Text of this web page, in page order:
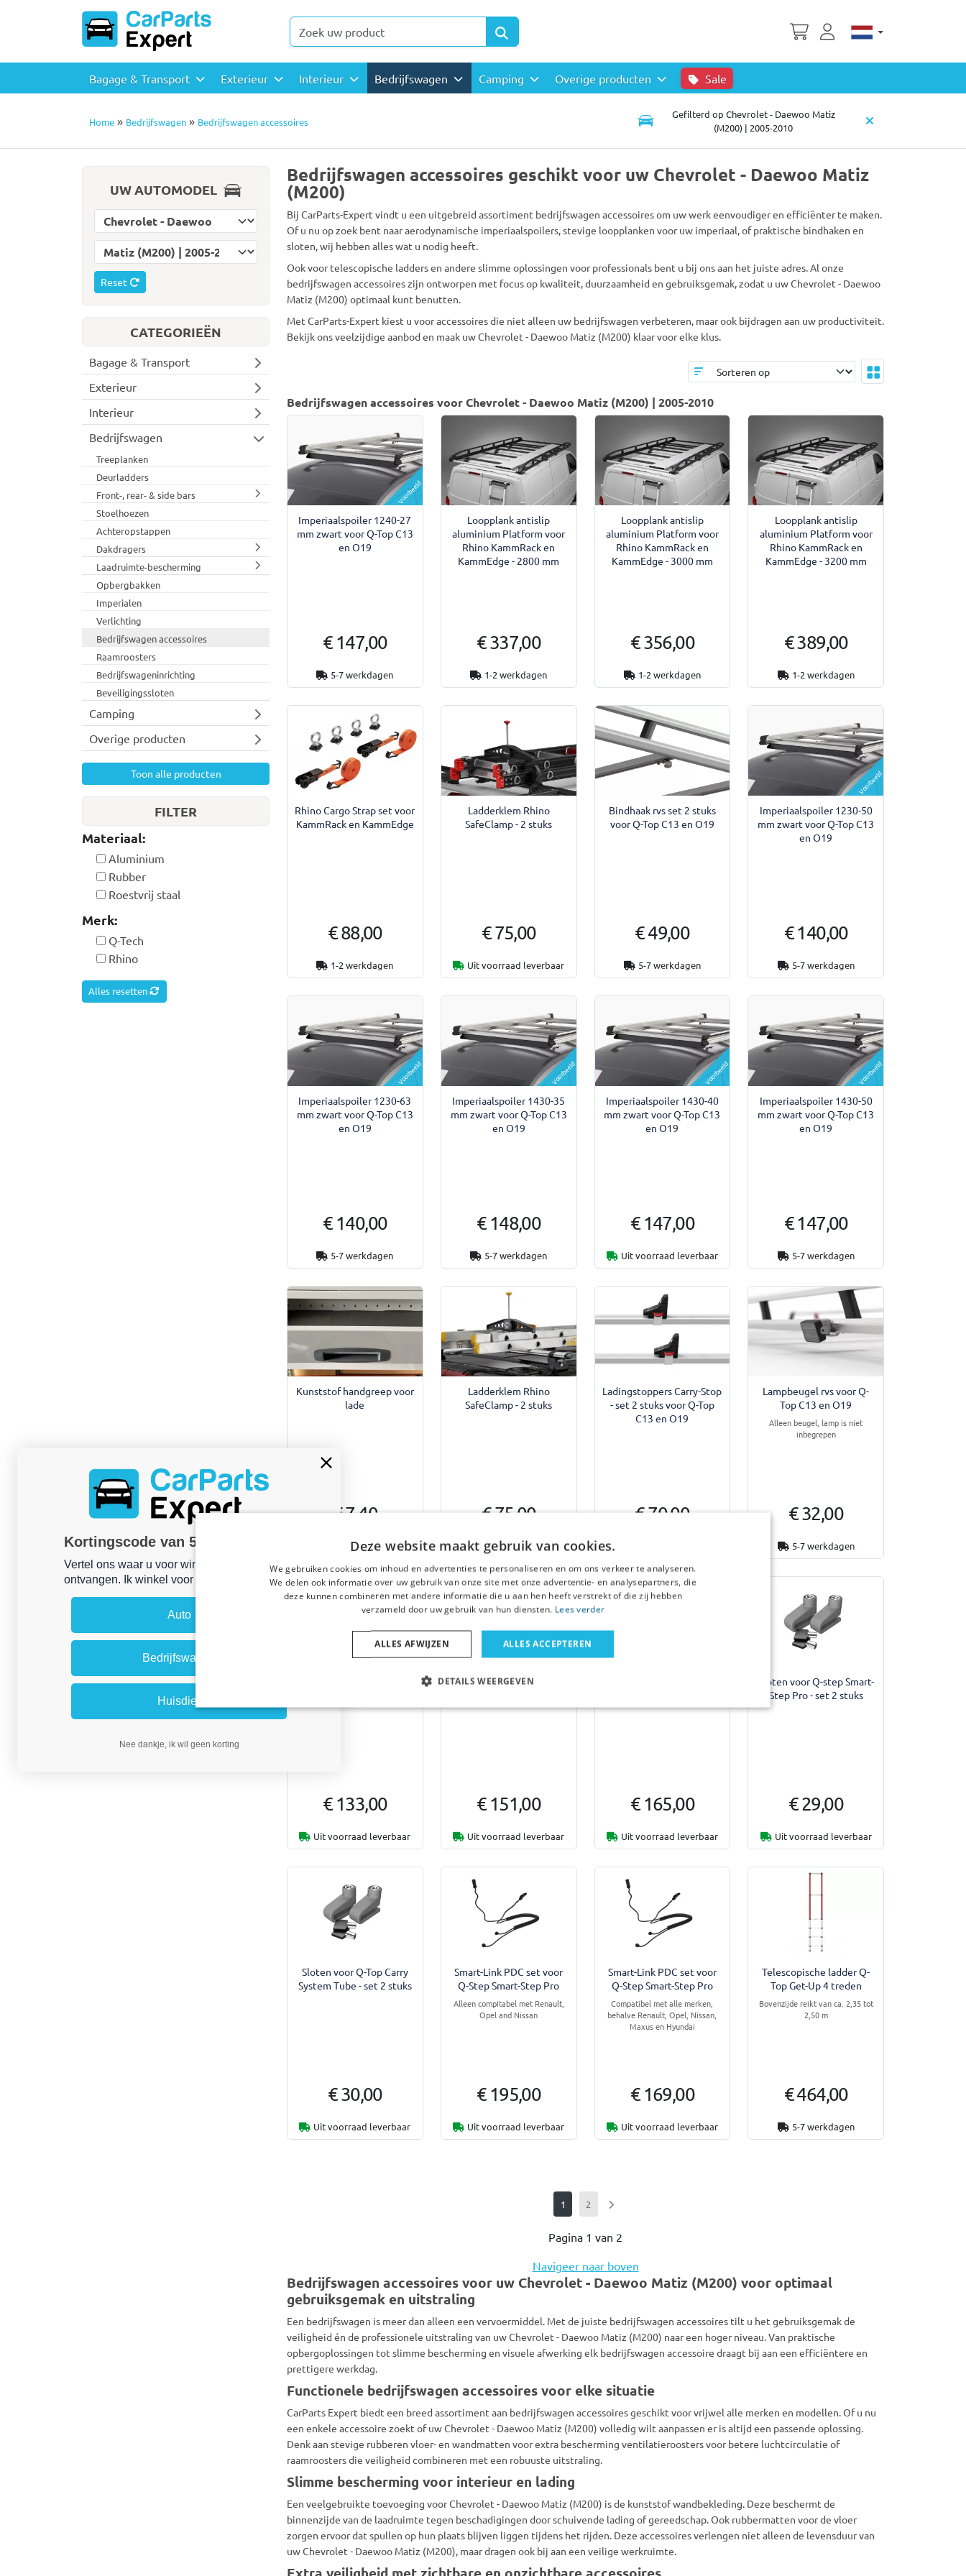
Bagage & Transport Exterieur Interieur Bedrijfswagen Camping Overige producten Sale
Home » Bedrijfswagen » Bedrijfswagen accessoires
Gefilterd op Chevrolet - Daewoo Matiz
(M200) | 2005-2010
UW AUTOMODEL
Selecteer automerk
Selecteer automodel
Reset
CATEGORIEËN
Bagage & Transport
Exterieur
Interieur
Bedrijfswagen
Treeplanken
Deurladders
Front-, rear- & side bars
Stoelhoezen
Achteropstappen
Dakdragers
Laadruimte-bescherming
Opbergbakken
Imperialen
Verlichting
Bedrijfswagen accessoires
Raamroosters
Bedrijfswageninrichting
Beveiligingssloten
Camping
Overige producten
Toon alle producten
FILTER
Materiaal:
Aluminium
Rubber
Roestvrij staal
Merk:
Q-Tech
Rhino
Alles resetten
Bedrijfswagen accessoires geschikt voor uw Chevrolet - Daewoo Matiz
(M200)
Bij CarParts-Expert vindt u een uitgebreid assortiment bedrijfswagen accessoires om uw werk eenvoudiger en efficiënter te maken.
Of u nu op zoek bent naar aerodynamische imperiaalspoilers, stevige loopplanken voor uw imperiaal, of praktische bindhaken en
sloten, wij hebben alles wat u nodig heeft.
Ook voor telescopische ladders en andere slimme oplossingen voor professionals bent u bij ons aan het juiste adres. Al onze
bedrijfswagen accessoires zijn ontworpen met focus op kwaliteit, duurzaamheid en gebruiksgemak, zodat u uw Chevrolet - Daewoo
Matiz (M200) optimaal kunt benutten.
Met CarParts-Expert kiest u voor accessoires die niet alleen uw bedrijfswagen verbeteren, maar ook bijdragen aan uw productiviteit.
Bekijk ons veelzijdige aanbod en maak uw Chevrolet - Daewoo Matiz (M200) klaar voor elke klus.
Bedrijfswagen accessoires voor Chevrolet - Daewoo Matiz (M200) | 2005-2010
Voorbeeld
Imperiaalspoiler 1240-27
mm zwart voor Q-Top C13
en O19
€ 147,00
5-7 werkdagen
Loopplank antislip
aluminium Platform voor
Rhino KammRack en
KammEdge - 2800 mm
€ 337,00
1-2 werkdagen
Loopplank antislip
aluminium Platform voor
Rhino KammRack en
KammEdge - 3000 mm
€ 356,00
1-2 werkdagen
Loopplank antislip
aluminium Platform voor
Rhino KammRack en
KammEdge - 3200 mm
€ 389,00
1-2 werkdagen
Rhino Cargo Strap set voor
KammRack en KammEdge
€ 88,00
1-2 werkdagen
Ladderklem Rhino
SafeClamp - 2 stuks
€ 75,00
Uit voorraad leverbaar
Bindhaak rvs set 2 stuks
voor Q-Top C13 en O19
€ 49,00
5-7 werkdagen
Voorbeeld
Imperiaalspoiler 1230-50
mm zwart voor Q-Top C13
en O19
€ 140,00
5-7 werkdagen
Voorbeeld
Imperiaalspoiler 1230-63
mm zwart voor Q-Top C13
en O19
€ 140,00
5-7 werkdagen
Voorbeeld
Imperiaalspoiler 1430-35
mm zwart voor Q-Top C13
en O19
€ 148,00
5-7 werkdagen
Voorbeeld
Imperiaalspoiler 1430-40
mm zwart voor Q-Top C13
en O19
€ 147,00
Uit voorraad leverbaar
Voorbeeld
Imperiaalspoiler 1430-50
mm zwart voor Q-Top C13
en O19
€ 147,00
5-7 werkdagen
Kunststof handgreep voor
lade
€ 7,40
7-15 werkdagen
Ladderklem Rhino
SafeClamp - 2 stuks
€ 75,00
Uit voorraad leverbaar
Ladingstoppers Carry-Stop
- set 2 stuks voor Q-Top
C13 en O19
€ 70,00
Lampbeugel rvs voor Q-
Top C13 en O19
Alleen beugel, lamp is niet
inbegrepen
€ 32,00
5-7 werkdagen
Voorbeeld
€ 133,00
Uit voorraad leverbaar
Voorbeeld
Opsteekrol antislip 150
€ 151,00
Uit voorraad leverbaar
€ 165,00
Uit voorraad leverbaar
Sloten voor Q-step Smart-
Step Pro - set 2 stuks
€ 29,00
Uit voorraad leverbaar
Sloten voor Q-Top Carry
System Tube - set 2 stuks
€ 30,00
Uit voorraad leverbaar
Smart-Link PDC set voor
Q-Step Smart-Step Pro
Alleen compitabel met Renault,
Opel and Nissan
€ 195,00
Uit voorraad leverbaar
Smart-Link PDC set voor
Q-Step Smart-Step Pro
Compatibel met alle merken,
behalve Renault, Opel, Nissan,
Maxus en Hyundai
€ 169,00
Uit voorraad leverbaar
Telescopische ladder Q-
Top Get-Up 4 treden
Bovenzijde reikt van ca. 2,35 tot
2,50 m
€ 464,00
5-7 werkdagen
1 2
Pagina 1 van 2
Navigeer naar boven
Bedrijfswagen accessoires voor uw Chevrolet - Daewoo Matiz (M200) voor optimaal
gebruiksgemak en uitstraling
Een bedrijfswagen is meer dan alleen een vervoermiddel. Met de juiste bedrijfswagen accessoires tilt u het gebruiksgemak de
veiligheid én de professionele uitstraling van uw Chevrolet - Daewoo Matiz (M200) naar een hoger niveau. Van praktische
opbergoplossingen tot slimme bescherming en visuele afwerking elk bedrijfswagen accessoire draagt bij aan een efficiëntere en
prettigere werkdag.
Functionele bedrijfswagen accessoires voor elke situatie
CarParts Expert biedt een breed assortiment aan bedrijfswagen accessoires geschikt voor vrijwel alle merken en modellen. Of u nu
een enkele accessoire zoekt of uw Chevrolet - Daewoo Matiz (M200) volledig wilt aanpassen er is altijd een passende oplossing.
Denk aan stevige rubberen vloer- en wandmatten voor extra bescherming ventilatieroosters voor betere luchtcirculatie of
raamroosters die veiligheid combineren met een robuuste uitstraling.
Slimme bescherming voor interieur en lading
Een veelgebruikte toevoeging voor Chevrolet - Daewoo Matiz (M200) is de kunststof wandbekleding. Deze beschermt de
binnenzijde van de laadruimte tegen beschadigingen door schuivende lading of gereedschap. Ook rubbermatten voor de vloer
zorgen ervoor dat spullen op hun plaats blijven liggen tijdens het rijden. Deze accessoires verlengen niet alleen de levensduur van
uw Chevrolet - Daewoo Matiz (M200), maar dragen ook bij aan een veilige werkruimte.
Kortingscode van 5% ontvangen?
Vertel ons waar u voor winkelt om uw korting te
ontvangen. Ik winkel voor mijn:
Auto
Bedrijfswagen
Huisdier
Nee dankje, ik wil geen korting
Deze website maakt gebruik van cookies.
We gebruiken cookies om inhoud en advertenties te personaliseren en om ons verkeer te analyseren.
We delen ook informatie over uw gebruik van onze site met onze advertentie- en analysepartners, die
deze kunnen combineren met andere informatie die u aan hen heeft verstrekt of die zij hebben
verzameld door uw gebruik van hun diensten. Lees verder
ALLES ACCEPTEREN
ALLES AFWIJZEN
DETAILS WEERGEVEN